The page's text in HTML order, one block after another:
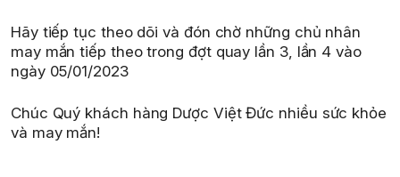
Hãy tiếp tục theo dõi và đón chờ những chủ nhân
may mắn tiếp theo trong đợt quay lần 3, lần 4 vào
ngày 05/01/2023
Chúc Quý khách hàng Dược Việt Đức nhiều sức khỏe
và may mắn!